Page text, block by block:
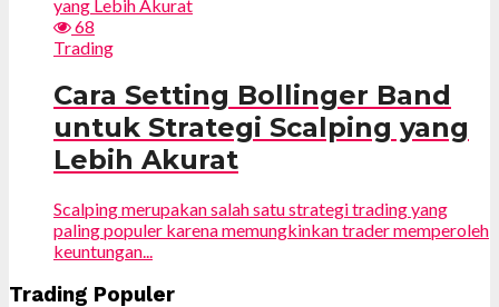
68
Trading
Cara Setting Bollinger Band
untuk Strategi Scalping yang
Lebih Akurat
Scalping merupakan salah satu strategi trading yang
paling populer karena memungkinkan trader memperoleh
keuntungan...
Trading Populer